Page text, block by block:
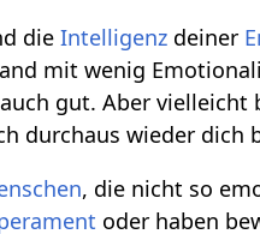
dieIntelligenz deiner
mit wenig
gut. Aber
durchaus wieder dich
, die nicht so
oder haben